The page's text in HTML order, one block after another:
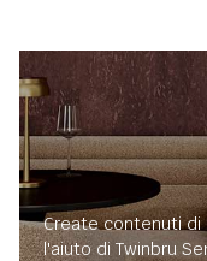
Create contenuti
l'aiuto di Twinbru